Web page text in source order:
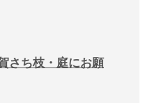
さち枝・庭にお願